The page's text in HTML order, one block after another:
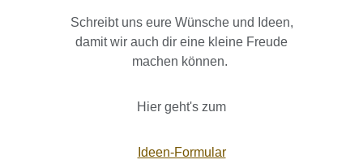
Schreibt uns eure Wünsche und Ideen,
damit wir auch dir eine kleine Freude
machen können.
Hier geht's zum
Ideen-Formular